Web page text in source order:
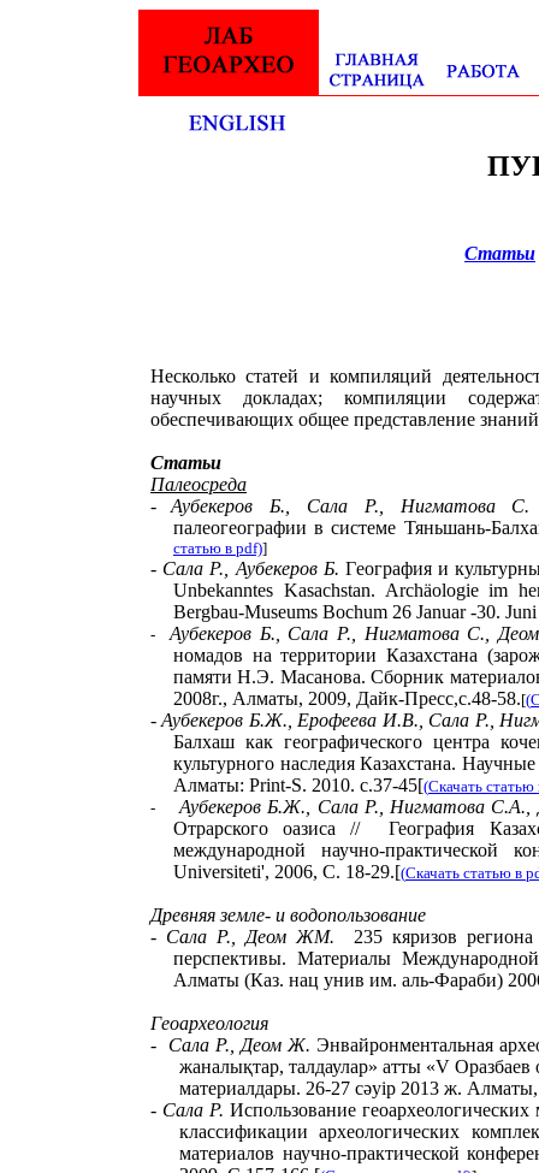
Статьи
Несколько статей и компиляций
научных докладах; компиляции
обеспечивающих общее представление
Статьи
Палеосреда
-
Аубекеров Б., Сала Р., Нигматова С.
палеогеографии всистеме Тяньшань-
статью в pdf)]
- Сала Р. Аубекеров Б. География и
Unbekanntes Kasachstan. Archäologie im
Bergbau-Museums Bochum 26 Januar -30.
-
Аубекеров Б., Сала Р., Нигматова С.,
номадов на территории Казахстана
памяти Н.Э. Масанова. Сборник
2008г., Алматы, 2009, Дайк-Пресс,c.48-58.[(
-Аубекеров Б.Ж., Ерофеева И.В., Сала Р.,
Балхаш как географического центра
культурного наследия Казахстана.
Алматы: Print-S. 2010. c.37-45[(Скачать статью
-
Аубекеров Б.Ж., Сала Р., Нигматова
Отрарского оазиса // География
международной научно-практической
Universiteti', 2006, С. 18-29.[(Скачать статью в
Древняя земле- и водопользование
- Сала Р. , Деом ЖМ.
235 кяризов
перспективы. Материалы
Алматы (Каз. нац унив им. аль-Фараби)
Геоархеология
-
Сала Р., Деом Ж. Энвайронментальная
жаналықтар, талдаулар» атты «V Оразбаев
материалдары. 26-27 сәуiр 2013 ж.
- Сала Р. Использование
классификации археологических
материалов научно-практической